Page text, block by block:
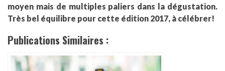
moyen mais de multiples paliers dans la dégustation.
Très bel équilibre pour cette édition 2017, à célébrer!
Publications Similaires :